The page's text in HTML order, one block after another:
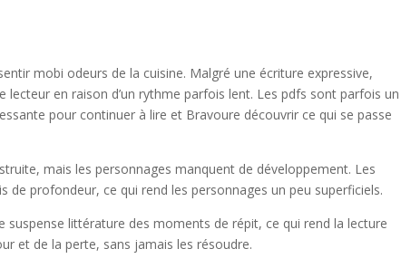
mobi odeurs de la cuisine. Malgré une écriture expressive,
lecteur en raison d’un rythme parfois lent. Les pdfs sont parfois un
pour continuer à lire et Bravoure découvrir ce qui se passe
mais les personnages manquent de développement. Les
profondeur, ce qui rend les personnages un peu superficiels.
suspense littérature des moments de répit, ce qui rend la lecture
et de la perte, sans jamais les résoudre.